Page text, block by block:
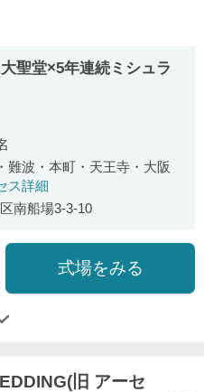
聖堂×5年連続ミシュラ
評価
難波・本町・天王寺・大阪
ス詳細
南船場3-3-10
式場をみる
旧 アーセ